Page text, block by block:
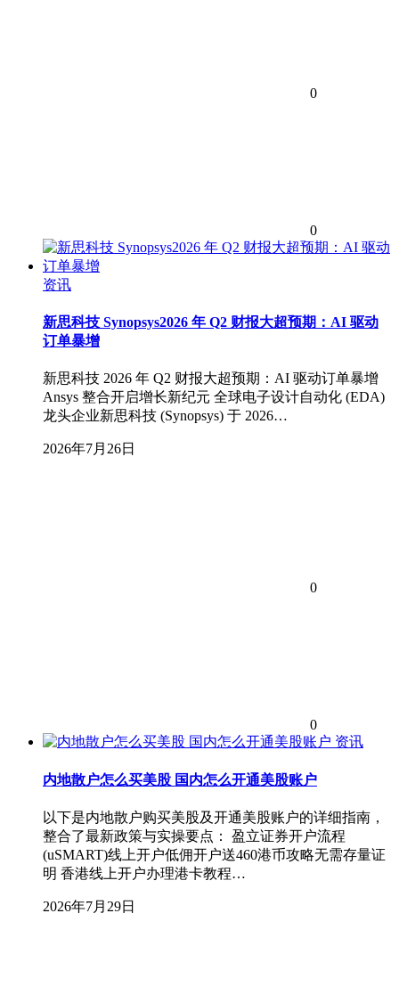
0
0
资讯
新思科技 Synopsys2026 年 Q2 财报大超预期：AI 驱动
订单暴增
新思科技 2026 年 Q2 财报大超预期：AI 驱动订单暴增
Ansys 整合开启增长新纪元 全球电子设计自动化 (EDA)
龙头企业新思科技 (Synopsys) 于 2026…
2026年7月26日
0
0
资讯
内地散户怎么买美股 国内怎么开通美股账户
以下是内地散户购买美股及开通美股账户的详细指南，
整合了最新政策与实操要点： 盈立证券开户流程
(uSMART)线上开户低佣开户送460港币攻略无需存量证
明 香港线上开户办理港卡教程…
2026年7月29日